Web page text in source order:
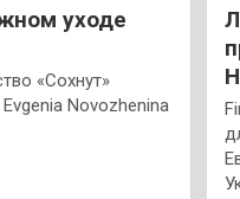
уходе
«Сохнут»
Novozhenina